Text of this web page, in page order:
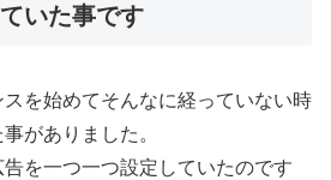
いた事です
を始めてそんなに経っていない時
がありました。
を一つ一つ設定していたのです